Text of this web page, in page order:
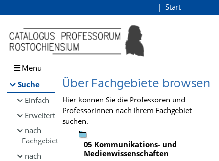
Browsen
direkt zum Inhalt
Start
Menü
Suche
Einfach
Erweitert
nach
Fachgebiet
nach
Über Fachgebiete browsen
Hier können Sie die Professoren und
Professorinnen nach Ihrem Fachgebiet
suchen.
05 Kommunikations- und
Medienwissenschaften